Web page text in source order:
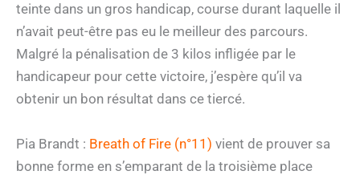
teinte dans un gros handicap, course durant laquelle il
n’avait peut-être pas eu le meilleur des parcours.
Malgré la pénalisation de 3 kilos infligée par le
handicapeur pour cette victoire, j’espère qu’il va
obtenir un bon résultat dans ce tiercé.
Pia Brandt : Breath of Fire (n°11) vient de prouver sa
bonne forme en s’emparant de la troisième place